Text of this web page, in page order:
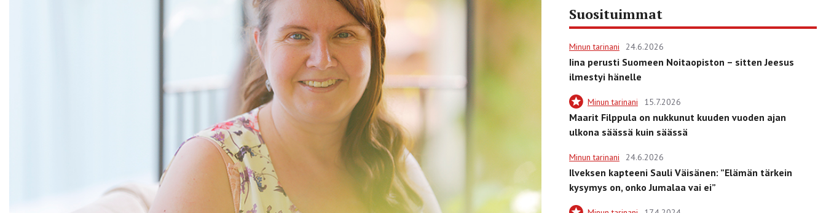
Suosituimmat
Minun tarinani 24.6.2026
Iina perusti Suomeen Noitaopiston – sitten Jeesus
ilmestyi hänelle
Minun tarinani 15.7.2026
Maarit Filppula on nukkunut kuuden vuoden ajan
ulkona säässä kuin säässä
Minun tarinani 24.6.2026
Ilveksen kapteeni Sauli Väisänen: ”Elämän tärkein
kysymys on, onko Jumalaa vai ei”